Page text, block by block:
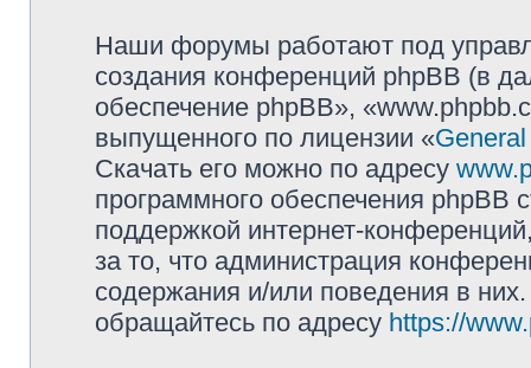
Наши форумы работают под
создания конференций phpBB (в
обеспечение phpBB»,
выпущенного по лицензии «
Скачать его можно по адресу
программного обеспечения phpBB
поддержкой интернет-
за то, что администрация
содержания и/или поведения в
обращайтесь по адресу https://